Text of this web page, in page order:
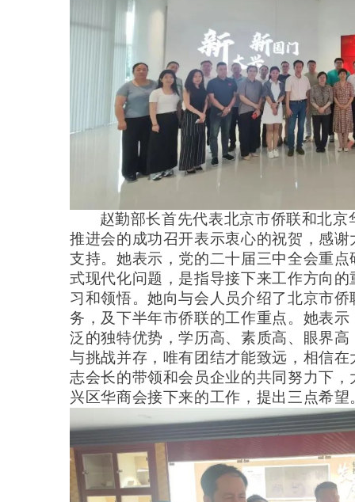
赵勤部长首先代表北京市侨联和北
推进会的成功召开表示衷心的祝贺 ， 感谢
支持。 她表示， 党的二十届三中全会重
式现代化问题，是指导接下来工作方向的
习和领悟。她向与会人员介绍了北京市
务，及下半年市侨联的工作重点。她表示
泛的独特优势，学历高、素质高、眼界
与挑战并存，唯有团结才能致远，相信
志会长的带领和会员企业的共同努力下
兴区华商会接下来的工作，提出三点希望